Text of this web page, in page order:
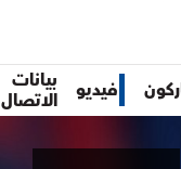
فيديو بيانات
الاتصال